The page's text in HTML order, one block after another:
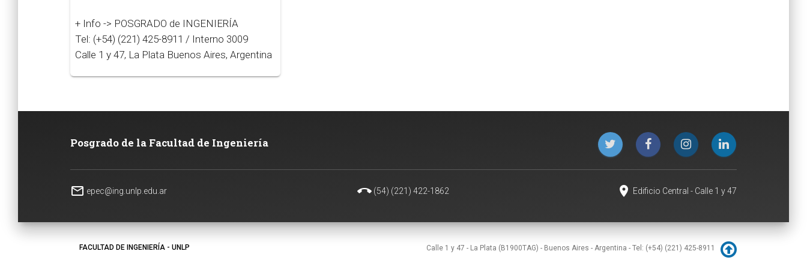
+ Info -> POSGRADO de INGENIERÍA
Tel: (+54) (221) 425-8911 / Interno 3009
Calle 1 y 47, La Plata Buenos Aires, Argentina
Posgrado de la Facultad de Ingeniería
mail_outline epec@ing.unlp.edu.ar call_end (54) (221) 422-1862 place Edificio Central - Calle 1 y 47
FACULTAD DE INGENIERÍA - UNLP Calle 1 y 47 - La Plata (B1900TAG) - Buenos Aires - Argentina - Tel: (+54) (221) 425-8911